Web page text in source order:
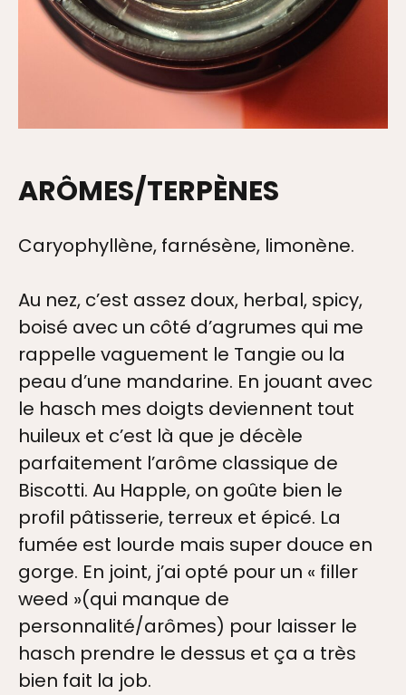
ARÔMES/TERPÈNES
Caryophyllène, farnésène, limonène.
Au nez, c’est assez doux, herbal, spicy,
boisé avec un côté d’agrumes qui me
rappelle vaguement le Tangie ou la
peau d’une mandarine. En jouant avec
le hasch mes doigts deviennent tout
huileux et c’est là que je décèle
parfaitement l’arôme classique de
Biscotti. Au Happle, on goûte bien le
profil pâtisserie, terreux et épicé. La
fumée est lourde mais super douce en
gorge. En joint, j’ai opté pour un « filler
weed »(qui manque de
personnalité/arômes) pour laisser le
hasch prendre le dessus et ça a très
bien fait la job.